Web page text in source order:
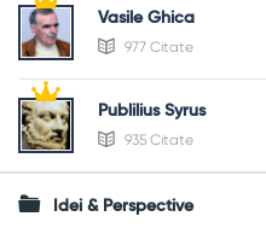
Vasile Ghica
977 Citate
Publilius Syrus
935 Citate
Idei & Perspective